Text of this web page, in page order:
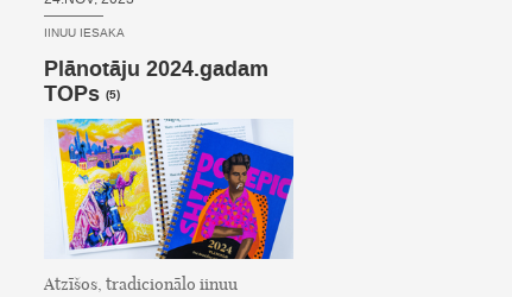
IINUU IESAKA
Plānotāju 2024.gadam
TOPs (5)
Atzīšos, tradicionālo iinuu